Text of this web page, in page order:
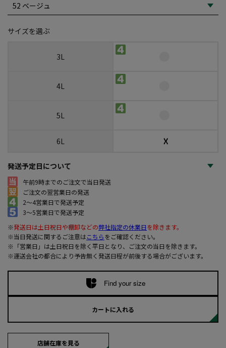
サイズを選ぶ
3L
4L
5L
6L ☓
発送予定日について
午前9時までのご注文で当日発送
ご注文の翌営業日の発送
2～4営業日で発送予定
3～5営業日で発送予定
※発送日は土日祝日や棚卸などの弊社指定の休業日を除きます。
※当日発送に関するご注意はこちらをご確認ください。
※「営業日」は土日祝日を除く平日となり、ご注文の当日を除きます。
※運送会社の都合により予告無く発送日程が前後する場合がございます。
Find your size
カートに入れる
店舗在庫を見る